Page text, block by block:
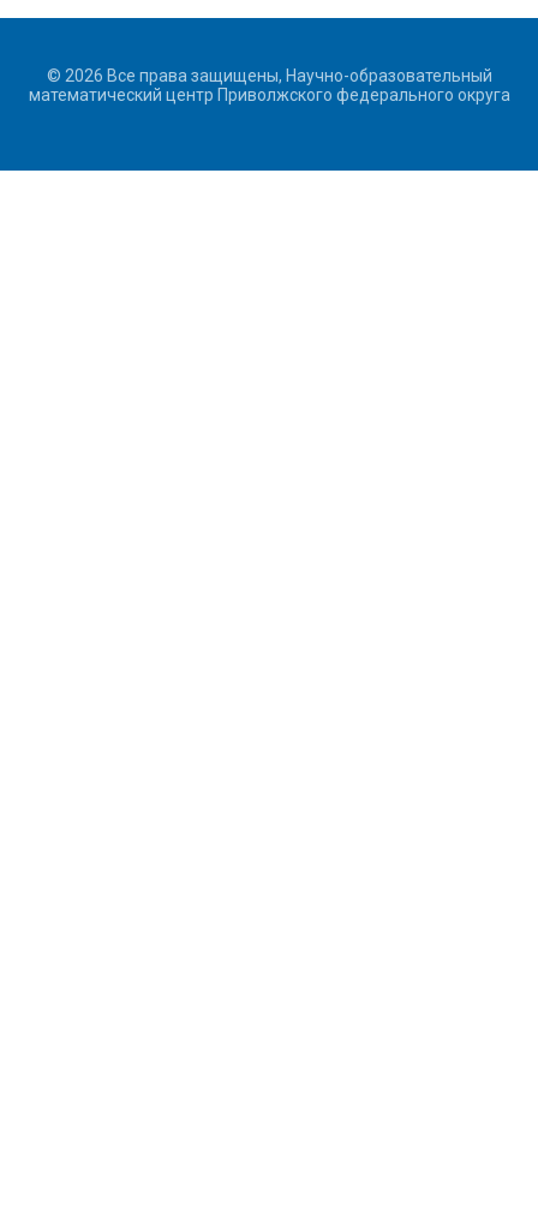
© 2026 Все права защищены, Научно-образовательный
математический центр Приволжского федерального округа